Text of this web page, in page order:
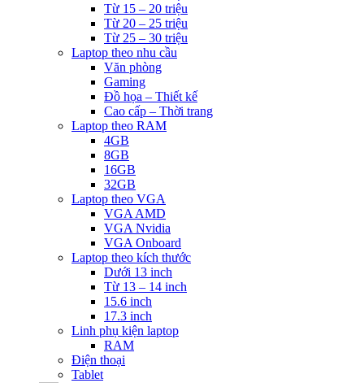
Từ 15 – 20 triệu
Từ 20 – 25 triệu
Từ 25 – 30 triệu
Laptop theo nhu cầu
Văn phòng
Gaming
Đồ họa – Thiết kế
Cao cấp – Thời trang
Laptop theo RAM
4GB
8GB
16GB
32GB
Laptop theo VGA
VGA AMD
VGA Nvidia
VGA Onboard
Laptop theo kích thước
Dưới 13 inch
Từ 13 – 14 inch
15.6 inch
17.3 inch
Linh phụ kiện laptop
RAM
Điện thoại
Tablet